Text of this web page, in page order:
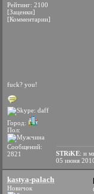
Рейтинг: 2100
[Заценки]
[Комментарии]
fuck? you!
Город:
Пол:
Сообщений:
2821
STRiKE: и
05 июня
kastya-palach
Новичок